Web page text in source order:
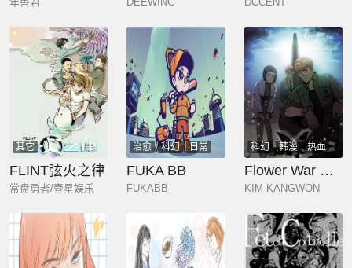
其它
FLINT弦火之律
常盘勇者/壹星娱乐
治愈 科幻
日常
萌系
FUKA BB
FUKABB
科幻 韩漫
热血
奇幻
少年 玄幻
Flower War 第二季 - 钢铁穹顶
KIM KANGWON